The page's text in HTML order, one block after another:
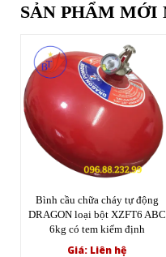
SẢN PHẨM MỚI
Bình cầu chữa cháy tự động
DRAGON loại bột XZFT6 ABC
6kg có tem kiểm định
Giá: Liên hệ